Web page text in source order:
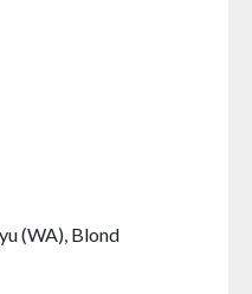
(WA), Blond